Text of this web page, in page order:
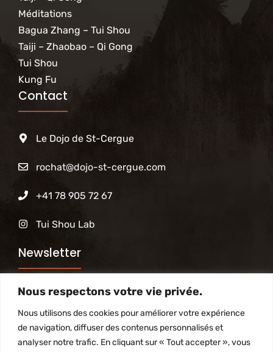
Nous respectons votre vie privée.
Nous utilisons des cookies pour améliorer votre expérience
de navigation, diffuser des contenus personnalisés et
analyser notre trafic. En cliquant sur « Tout accepter », vous
Méditations
Bagua Zhang – Tui Shou
Taiji – Zhaobao – Qi Gong
Tui Shou
Kung Fu
Contact
Le Dojo de St-Cergue
rochat@dojo-st-cergue.com
+41 78 905 72 67
Tui Shou Lab
Newsletter
Abonnez-vous à notre newsletter pour être tenu
informé des activités du Dojo
S'inscrire